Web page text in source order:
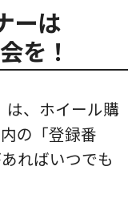
ーは
を！
は、ホイール購
の「登録番
ればいつでも